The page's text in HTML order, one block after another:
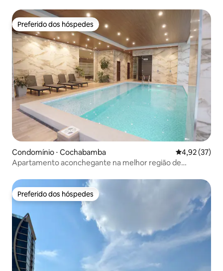
Preferido dos hóspedes
Preferido dos hóspedes
Condomínio ⋅ Cochabamba 4,92 de uma
4,92 (37)
Apartamento aconchegante na melhor região de
Preferido dos hóspedes
Preferido dos hóspedes